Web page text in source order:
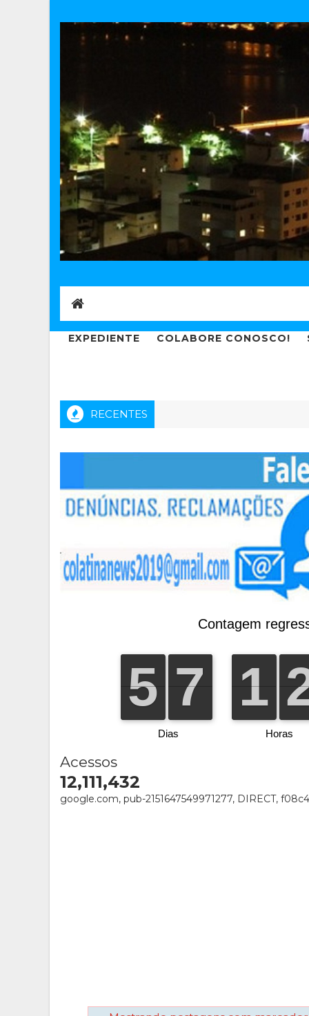
EXPEDIENTE COLABORE CONOSCO!
RECENTES
Acessos
12,111,432
google.com, pub-2151647549971277, DIRECT,